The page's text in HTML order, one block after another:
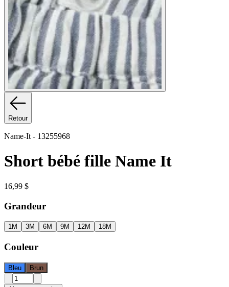
Retour
Name-It - 13255968
Short bébé fille Name It
16,99 $
Grandeur
1M 3M 6M 9M 12M 18M
Couleur
Bleu Brun